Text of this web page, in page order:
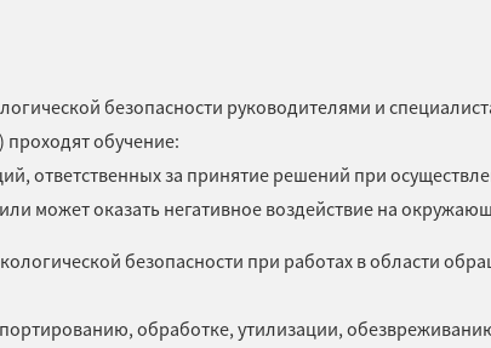
безопасности руководителями и
проходят обучение:
ответственных за принятие решений при
может оказать негативное воздействие на
безопасности при работах в области
обработке, утилизации,